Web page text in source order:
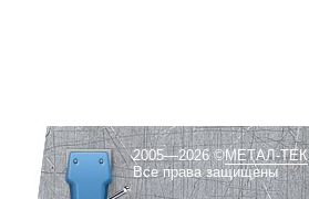
2005—2026 ©МЕТАЛ-ТЕК
Все права защищены